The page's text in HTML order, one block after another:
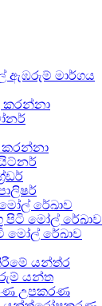
ඇඹරුම් මාර්ගය
කරන්නා
රේඛාව
පිටි මෝල් රේඛාව
මෝල් රේඛාව
යන්ත්ර
යන්ත
උපකරණ